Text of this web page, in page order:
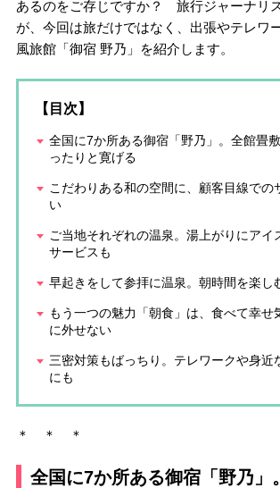
あるのをご存じですか？ 旅行ジャーナリ
が、今回は旅だけではなく、出張やテレワ
風旅館「御宿 野乃」を紹介します。
【目次】
全国に7か所ある御宿「野乃」。全館畳
ったりと寛げる
こだわりある和の空間に、顧客目線での
い
ご当地それぞれの温泉。湯上がりにアイ
サービスも
早起きをして参拝に温泉。朝時間を楽し
もう一つの魅力「朝食」は、食べて幸せ
に外せない
三密対策もばっちり。テレワークや身近
にも
＊ ＊ ＊
全国に7か所ある御宿「野乃」